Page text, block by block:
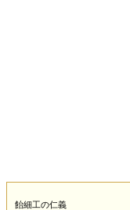
飴細工の仁義